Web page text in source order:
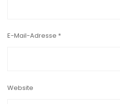
E-Mail-Adresse *
Website